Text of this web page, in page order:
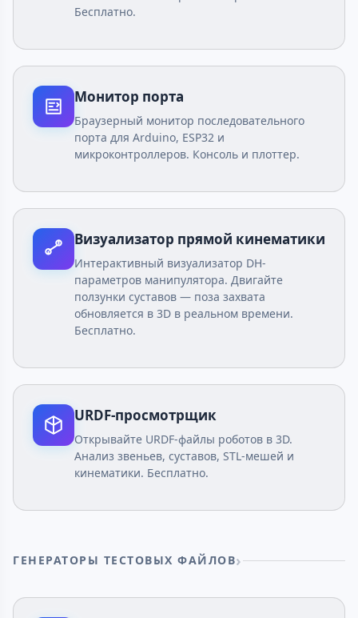
Бесплатно.
Монитор порта
Браузерный монитор последовательного
порта для Arduino, ESP32 и
микроконтроллеров. Консоль и плоттер.
Визуализатор прямой кинематики
Интерактивный визуализатор DH-
параметров манипулятора. Двигайте
ползунки суставов — поза захвата
обновляется в 3D в реальном времени.
Бесплатно.
URDF-просмотрщик
Открывайте URDF-файлы роботов в 3D.
Анализ звеньев, суставов, STL-мешей и
кинематики. Бесплатно.
ГЕНЕРАТОРЫ ТЕСТОВЫХ ФАЙЛОВ